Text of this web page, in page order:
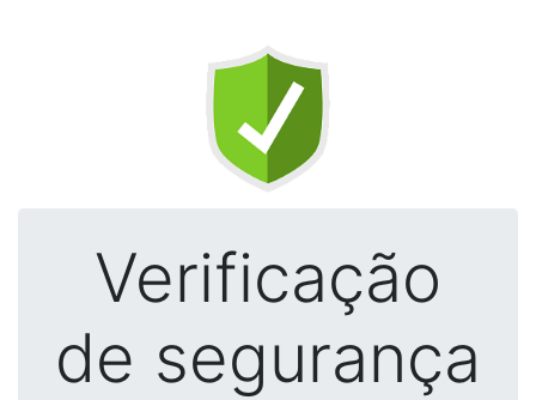
Verificação
de segurança